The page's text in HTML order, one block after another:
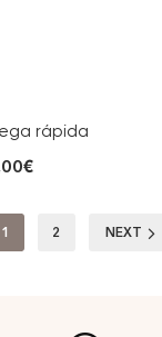
rápida
€
1 2 NEXT